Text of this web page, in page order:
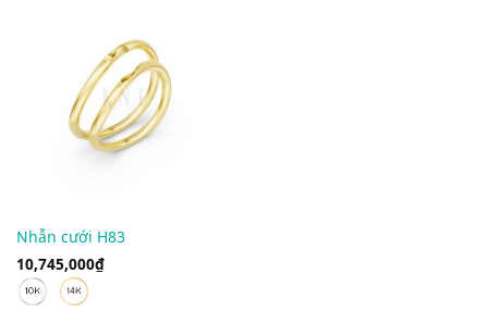
Nhẫn cưới H83
10,745,000₫